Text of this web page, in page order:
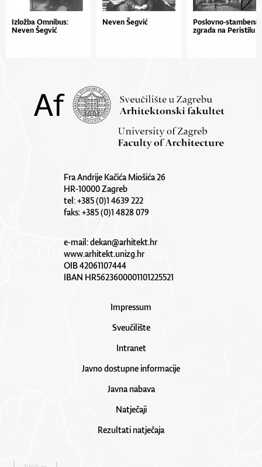
Izložba Omnibus:
Neven Šegvić
Neven Šegvić
Poslovno-stambena
zgrada na Peristilu
Fra Andrije Kačića Miošića 26
HR-10000 Zagreb
tel: +385 (0)1 4639 222
faks: +385 (0)1 4828 079
e-mail:dekan@arhitekt.hr
www.arhitekt.unizg.hr
OIB 42061107444
IBAN HR5623600001101225521
Impressum
Sveučilište
Intranet
Javno dostupne informacije
Javna nabava
Natječaji
Rezultati natječaja